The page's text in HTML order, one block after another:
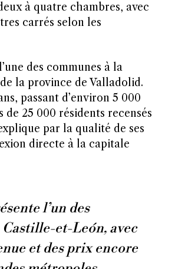
à quatre chambres, avec
carrés selon les
des communes à la
la province de Valladolid.
passant d’environ 5 000
25 000 résidents recensés
par la qualité de ses
directe à la capitale
l’un des
et-León, avec
et des prix encore